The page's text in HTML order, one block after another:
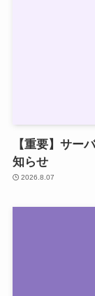
【重要】サー
知らせ
2026.8.07